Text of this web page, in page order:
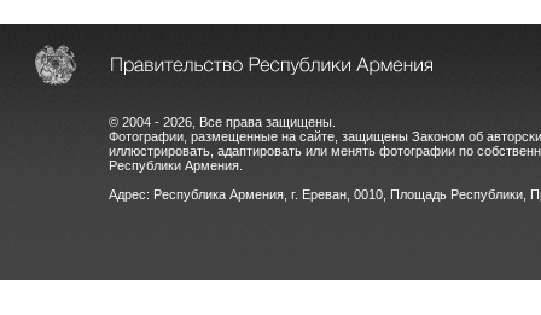
© 2004 - 2026, Все права защищены.
Фотографии, размещенные на сайте, защищены Законом об
иллюстрировать, адаптировать или менять фотографии по
Республики Армения.
Адрес: Республика Армения, г. Ереван, 0010, Площадь Республики,